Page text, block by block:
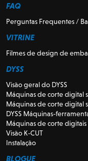
FAQ
Perguntas Frequentes /
VITRINE
Filmes de design de
DYSS
Visão geral do DYSS
Máquinas de corte digital
Máquinas de corte digital
DYSS Máquinas-
Máquinas de corte
Visão K-CUT
Instalação
BLOGUE